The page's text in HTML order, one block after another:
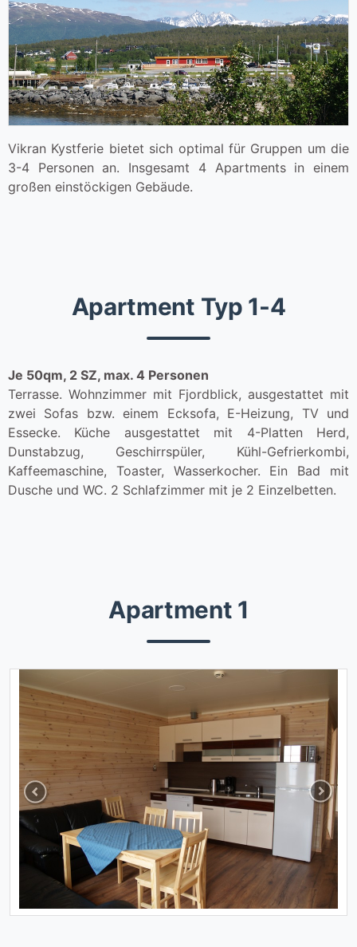
Vikran Kystferie bietet sich optimal für Gruppen um die
3-4 Personen an. Insgesamt 4 Apartments in einem
großen einstöckigen Gebäude.
Apartment Typ 1-4
Je 50qm, 2 SZ, max. 4 Personen
Terrasse. Wohnzimmer mit Fjordblick, ausgestattet mit
zwei Sofas bzw. einem Ecksofa, E-Heizung, TV und
Essecke. Küche ausgestattet mit 4-Platten Herd,
Dunstabzug, Geschirrspüler, Kühl-Gefrierkombi,
Kaffeemaschine, Toaster, Wasserkocher. Ein Bad mit
Dusche und WC. 2 Schlafzimmer mit je 2 Einzelbetten.
Apartment 1
Previous Next